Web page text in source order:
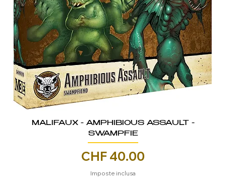
MALIFAUX - AMPHIBIOUS ASSAULT -
SWAMPFIE
Prezzo
CHF 40.00
Imposte inclusa